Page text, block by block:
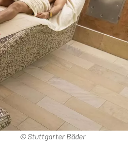
© Stuttgarter Bäder